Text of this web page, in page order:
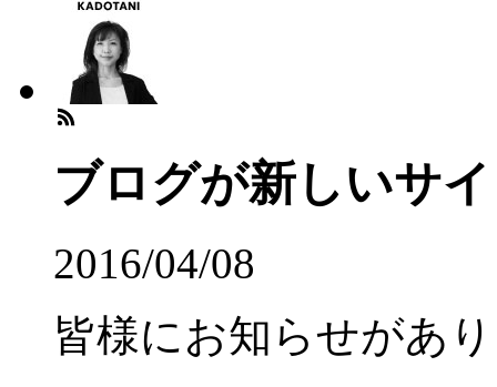
ブログが新しいサ
2016/04/08
皆様にお知らせがあ